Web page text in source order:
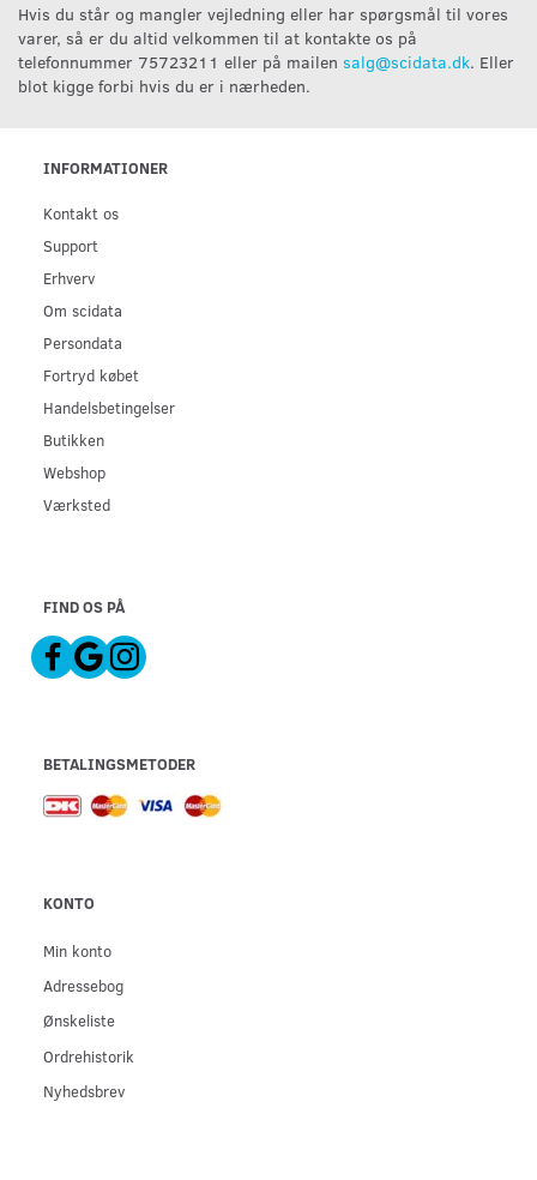
Hvis du står og mangler vejledning eller har spørgsmål til vores
varer, så er du altid velkommen til at kontakte os på
telefonnummer 75723211 eller på mailen salg@scidata.dk. Eller
blot kigge forbi hvis du er i nærheden.
INFORMATIONER
Kontakt os
Support
Erhverv
Om scidata
Persondata
Fortryd købet
Handelsbetingelser
Butikken
Webshop
Værksted
FIND OS PÅ
BETALINGSMETODER
KONTO
Min konto
Adressebog
Ønskeliste
Ordrehistorik
Nyhedsbrev